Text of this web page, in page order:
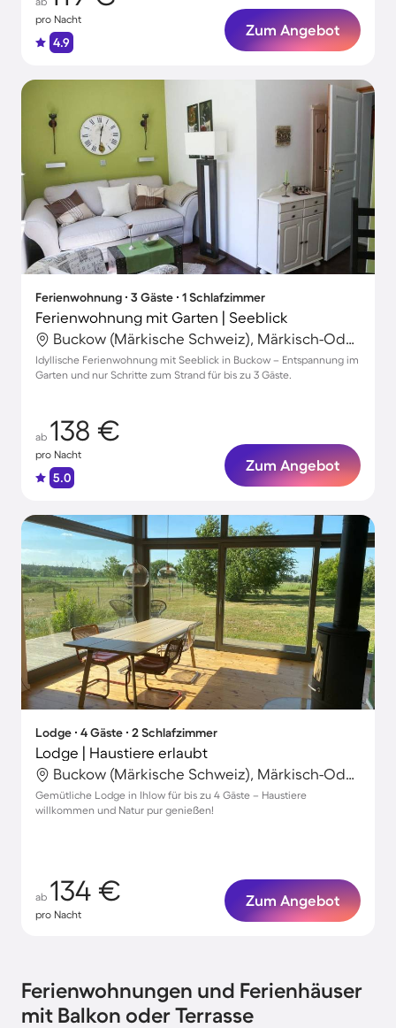
pro Nacht
4.9
Zum Angebot
Ferienwohnung ∙ 3 Gäste ∙ 1 Schlafzimmer
Ferienwohnung mit Garten | Seeblick
Buckow (Märkische Schweiz), Märkisch-Oderland, Deutschland
Idyllische Ferienwohnung mit Seeblick in Buckow – Entspannung im
Garten und nur Schritte zum Strand für bis zu 3 Gäste.
ab 138 €
pro Nacht
5.0
Zum Angebot
Lodge ∙ 4 Gäste ∙ 2 Schlafzimmer
Lodge | Haustiere erlaubt
Buckow (Märkische Schweiz), Märkisch-Oderland, Deutschland
Gemütliche Lodge in Ihlow für bis zu 4 Gäste – Haustiere
willkommen und Natur pur genießen!
ab 134 €
pro Nacht
Zum Angebot
Ferienwohnungen und Ferienhäuser
mit Balkon oder Terrasse